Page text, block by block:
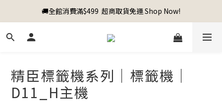
🚚全館消費滿$499  超商取貨免運 Shop Now!
精臣標籤機系列｜標籤機｜
D11_H主機